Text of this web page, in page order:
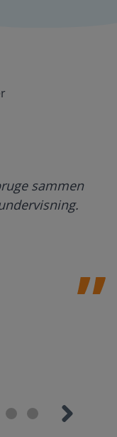
sammen